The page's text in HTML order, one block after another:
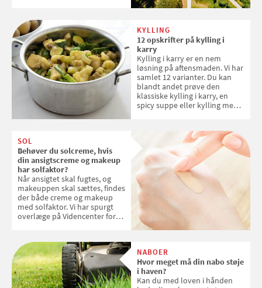
KYLLING
12 opskrifter på kylling i
karry
Kylling i karry er en nem
løsning på aftensmaden. Vi har
samlet 12 varianter. Du kan
blandt andet prøve den
klassiske kylling i karry, en
spicy suppe eller kylling med
SOL
Behøver du solcreme, hvis
din ansigtscreme og makeup
har solfaktor?
Når ansigtet skal fugtes, og
makeuppen skal sættes, findes
der både creme og makeup
med solfaktor. Vi har spurgt
overlæge på Videncenter for
med SPF kan erstatte
solcreme, når man bevæger
sig ud i solen
NABOER
Hvor meget må din nabo støje
i haven?
Kan du med loven i hånden